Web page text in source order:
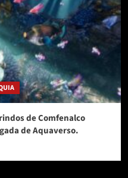
de Comfenalco
de Aquaverso.